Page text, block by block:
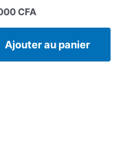
CFA
Ajouter au panier